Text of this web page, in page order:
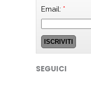
Email: *
SEGUICI